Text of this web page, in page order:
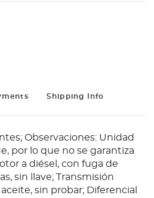
Shipping Info
Observaciones: Unidad
por lo que no se garantiza
a diésel, con fuga de
sin llave; Transmisión
sin probar; Diferencial